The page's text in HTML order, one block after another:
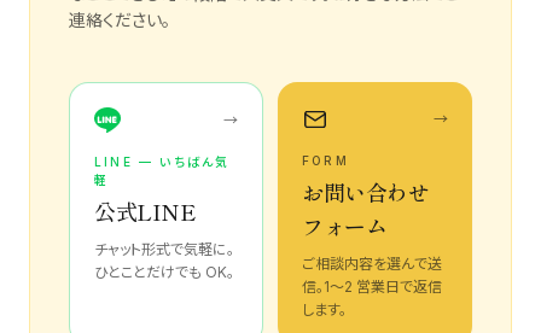
連絡ください。
→
LINE — いちばん気
軽
公式LINE
チャット形式で気軽に。
ひとことだけでも OK。
→
FORM
お問い合わせ
フォーム
ご相談内容を選んで送
信。1〜2 営業日で返信
します。